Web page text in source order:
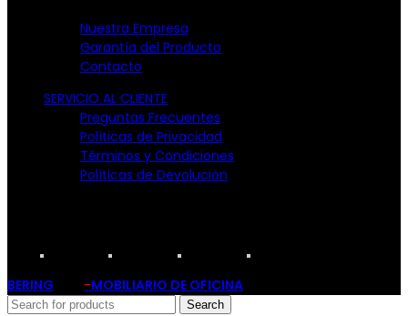
Nuestra Empresa
Garantía del Producto
Contacto
SERVICIO AL CLIENTE
Preguntas Frecuentes
Políticas de Privacidad
Términos y Condiciones
Políticas de Devolución
BERING -MOBILIARIO DE OFICINA
Search